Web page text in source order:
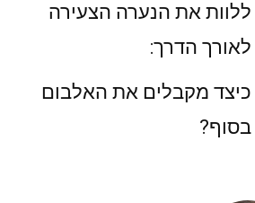
ללוות את הנערה הצעירה
לאורך הדרך:
כיצד מקבלים את האלבום
בסוף?